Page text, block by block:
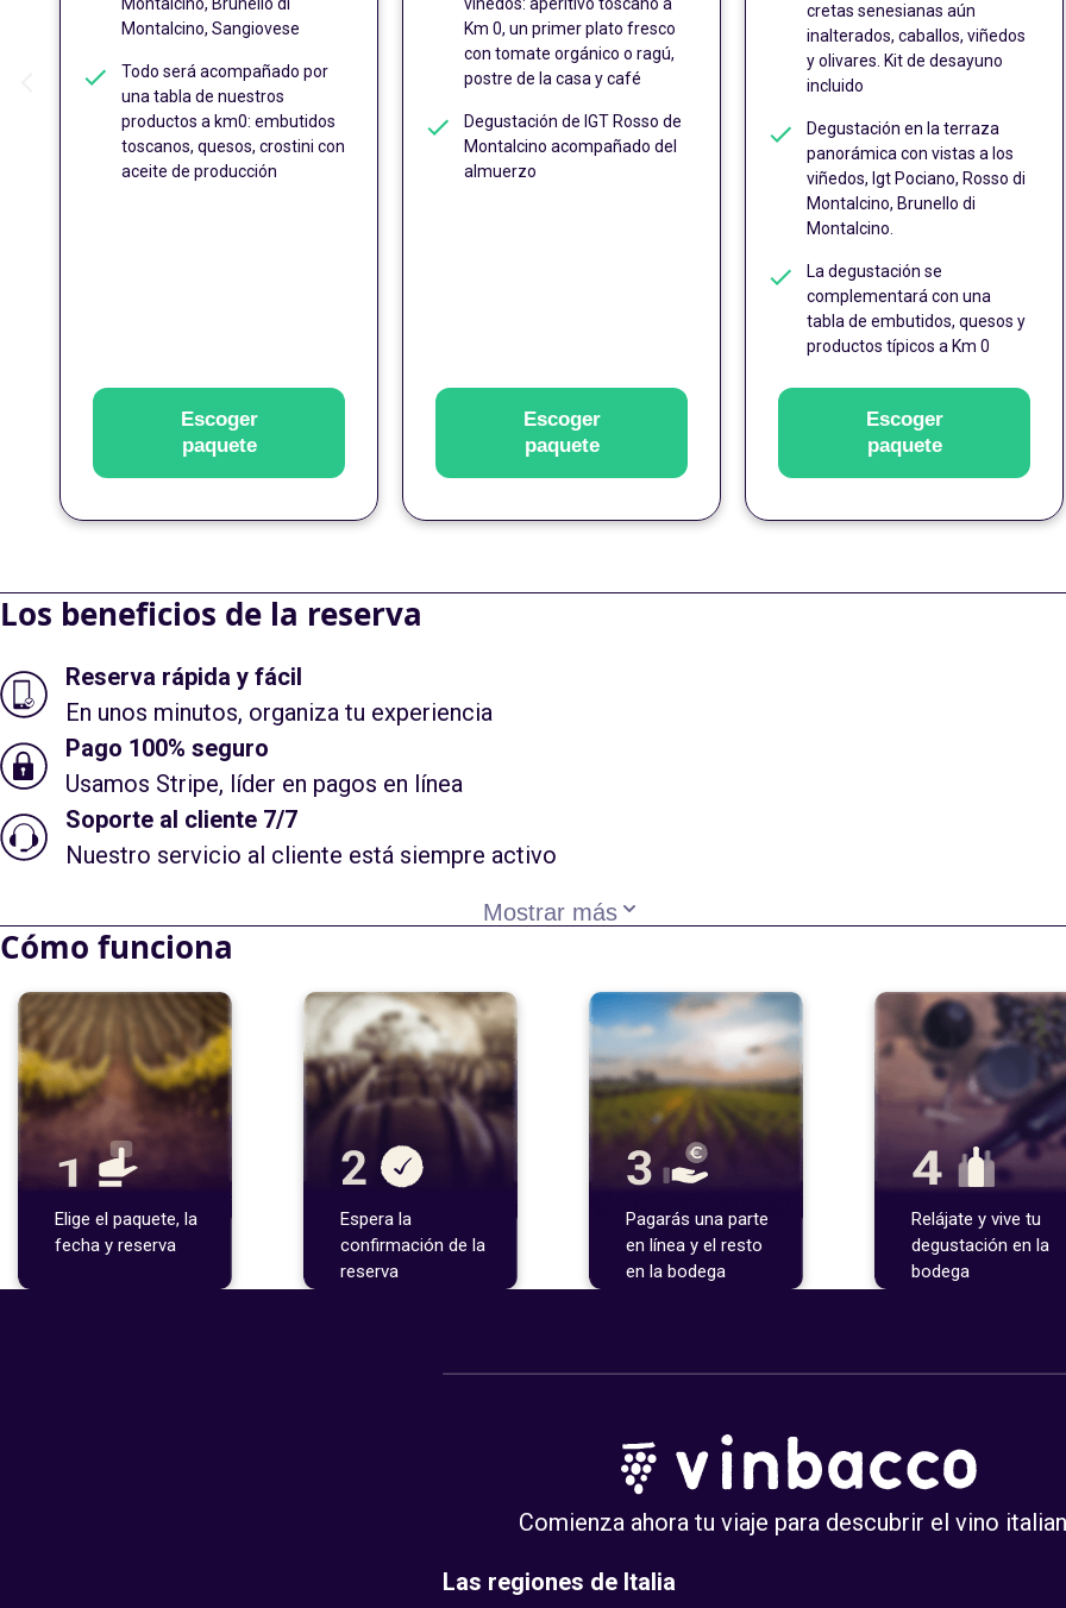
Montalcino, Sangiovese
Todo será acompañado por
una tabla de nuestros
productos a km0: embutidos
toscanos, quesos, crostini con
aceite de producción
Escoger
paquete
Km 0, un primer plato fresco
con tomate orgánico o ragú,
postre de la casa y café
Degustación de IGT Rosso de
Montalcino acompañado del
almuerzo
Escoger
paquete
cretas senesianas aún
inalterados, caballos, viñedos
y olivares. Kit de desayuno
incluido
Degustación en la terraza
panorámica con vistas a los
viñedos, Igt Pociano, Rosso di
Montalcino, Brunello di
Montalcino.
La degustación se
complementará con una
tabla de embutidos, quesos y
productos típicos a Km 0
Escoger
paquete
Los beneficios de la reserva
Reserva rápida y fácil
En unos minutos, organiza tu experiencia
Pago 100% seguro
Usamos Stripe, líder en pagos en línea
Soporte al cliente 7/7
Nuestro servicio al cliente está siempre activo
Mostrar más
Cómo funciona
Elige el paquete, la
fecha y reserva
Espera la
confirmación de la
reserva
Pagarás una parte
en línea y el resto
en la bodega
Relájate y vive tu
degustación en la
bodega
Comienza ahora tu viaje para descubrir el vino
Las regiones de Italia